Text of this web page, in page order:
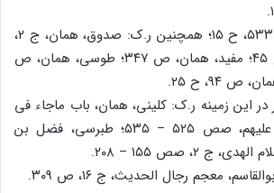
۷. کلینی، همان، ص ۵۳۳، ح ۱۵؛ همچنین ر.ک: صدوق، همان، ج ۲،
باب ۳۳، ص ۳۵۰، ح ۴۵؛ مفید، همان، ص ۳۴۷؛ طوسی، همان، ص
در این زمینه ر.ک: کلینی، همان، باب ماجاء فی
الإثنی عشر و النص علیهم، صص ۵۲۵ – ۵۳۵؛ طبرسی، فضل بن
ج ۲، صص ۱۵۵ – ۲۰۸.